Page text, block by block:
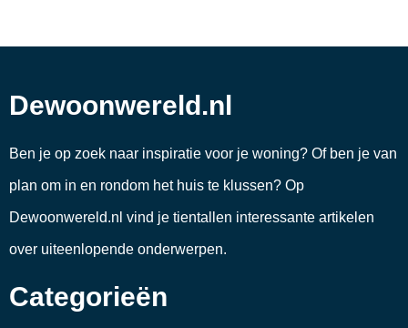
Dewoonwereld.nl
Ben je op zoek naar inspiratie voor je woning? Of ben je van
plan om in en rondom het huis te klussen? Op
Dewoonwereld.nl vind je tientallen interessante artikelen
over uiteenlopende onderwerpen.
Categorieën